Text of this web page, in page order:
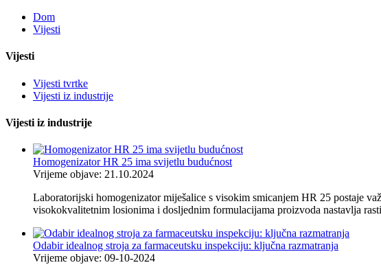
Dom
Vijesti
Vijesti
Vijesti tvrtke
Vijesti iz industrije
Vijesti iz industrije
Homogenizator HR 25 ima svijetlu budućnost
Vrijeme objave: 21.10.2024
Laboratorijski homogenizator miješalice s visokim smicanjem HR 25 postaje
visokokvalitetnim losionima i dosljednim formulacijama proizvoda nastavlja
Odabir idealnog stroja za farmaceutsku inspekciju: ključna razmatranja
Vrijeme objave: 09-10-2024